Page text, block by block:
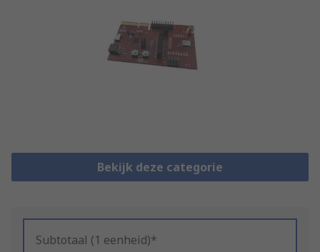
Bekijk deze categorie
Subtotaal (1 eenheid)*